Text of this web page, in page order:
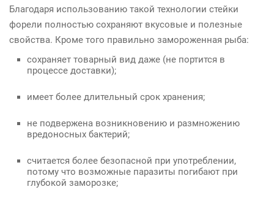
Благодаря использованию такой технологии стейки
форели полностью сохраняют вкусовые и полезные
свойства. Кроме того правильно замороженная рыба:
сохраняет товарный вид даже (не портится в
процессе доставки);
имеет более длительный срок хранения;
не подвержена возникновению и размножению
вредоносных бактерий;
считается более безопасной при употреблении,
потому что возможные паразиты погибают при
глубокой заморозке;